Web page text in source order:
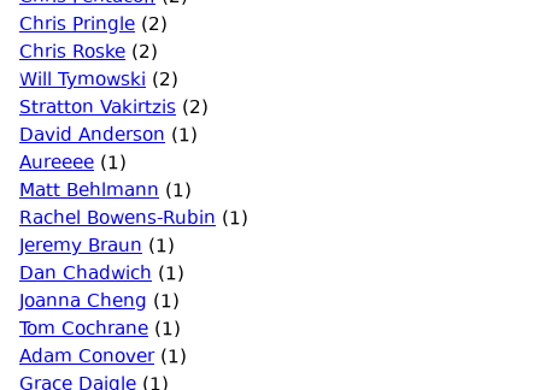
Chris Pringle (2)
Chris Roske (2)
Will Tymowski (2)
Stratton Vakirtzis (2)
David Anderson (1)
Aureeee (1)
Matt Behlmann (1)
Rachel Bowens-Rubin (1)
Jeremy Braun (1)
Dan Chadwich (1)
Joanna Cheng (1)
Tom Cochrane (1)
Adam Conover(1)